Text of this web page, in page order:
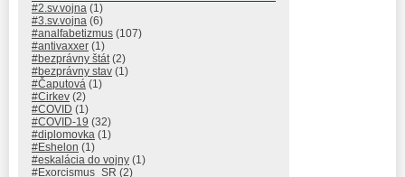
#2.sv.vojna (1)
#3.sv.vojna (6)
#analfabetizmus (107)
#antivaxxer (1)
#bezprávny štát (2)
#bezprávny stav (1)
#Čaputová (1)
#Cirkev (2)
#COVID (1)
#COVID-19 (32)
#diplomovka (1)
#Eshelon (1)
#eskalácia do vojny (1)
#Exorcismus_SR (2)